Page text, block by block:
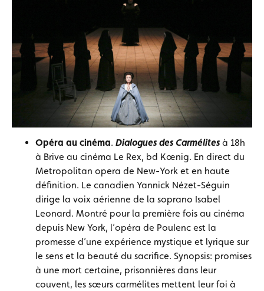
Opéra au cinéma. Dialogues des Carmélites à 18h
à Brive au cinéma Le Rex, bd Kœnig. En direct du
Metropolitan opera de New-York et en haute
définition. Le canadien Yannick Nézet-Séguin
dirige la voix aérienne de la soprano Isabel
Leonard. Montré pour la première fois au cinéma
depuis New York, l’opéra de Poulenc est la
promesse d’une expérience mystique et lyrique sur
le sens et la beauté du sacrifice. Synopsis: promises
à une mort certaine, prisonnières dans leur
couvent, les sœurs carmélites mettent leur foi à